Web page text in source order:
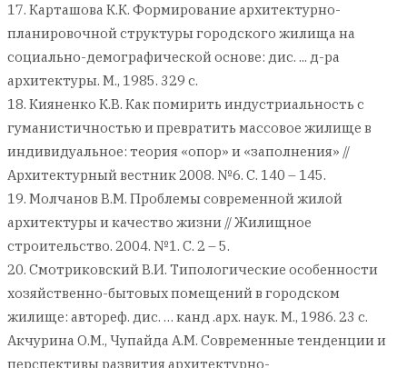
17. Карташова К.К. Формирование архитектурно-
планировочной структуры городского жилища на
социально-демографической основе: дис. ... д-ра
архитектуры. М., 1985. 329 с.
18. Кияненко К.В. Как помирить индустриальность с
гуманистичностью и превратить массовое жилище в
индивидуальное: теория «опор» и «заполнения» //
Архитектурный вестник 2008. №6. С. 140 – 145.
19. Молчанов В.М. Проблемы современной жилой
архитектуры и качество жизни // Жилищное
строительство. 2004. №1. С. 2 – 5.
20. Смотриковский В.И. Типологические особенности
хозяйственно-бытовых помещений в городском
жилище: автореф. дис. … канд .арх. наук. М., 1986. 23 с.
Акчурина О.М., Чупайда А.М. Современные тенденции и
перспективы развития архитектурно-